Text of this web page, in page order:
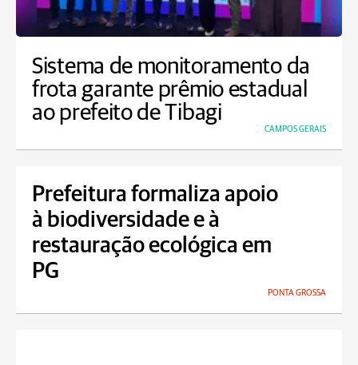
Sistema de monitoramento da
frota garante prêmio estadual
ao prefeito de Tibagi
CAMPOS GERAIS
Prefeitura formaliza apoio
à biodiversidade e à
restauração ecológica em
PG
PONTA GROSSA